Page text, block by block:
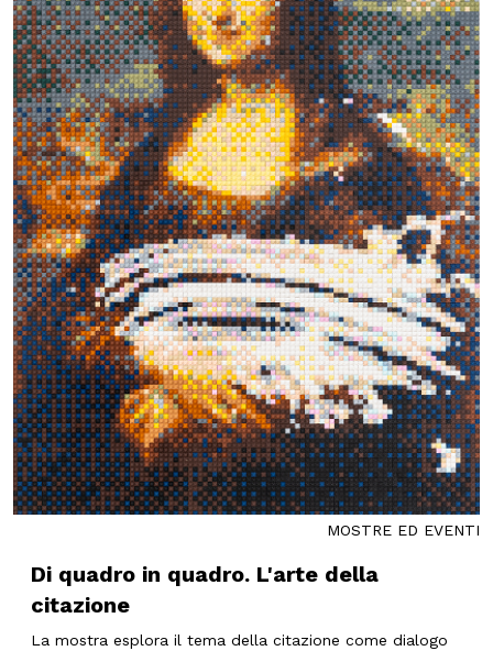
MOSTRE ED EVENTI
Di quadro in quadro. L'arte della
citazione
La mostra esplora il tema della citazione come dialogo